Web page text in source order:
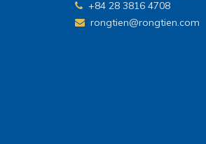
+84 28 3816 4708
rongtien@rongtien.com